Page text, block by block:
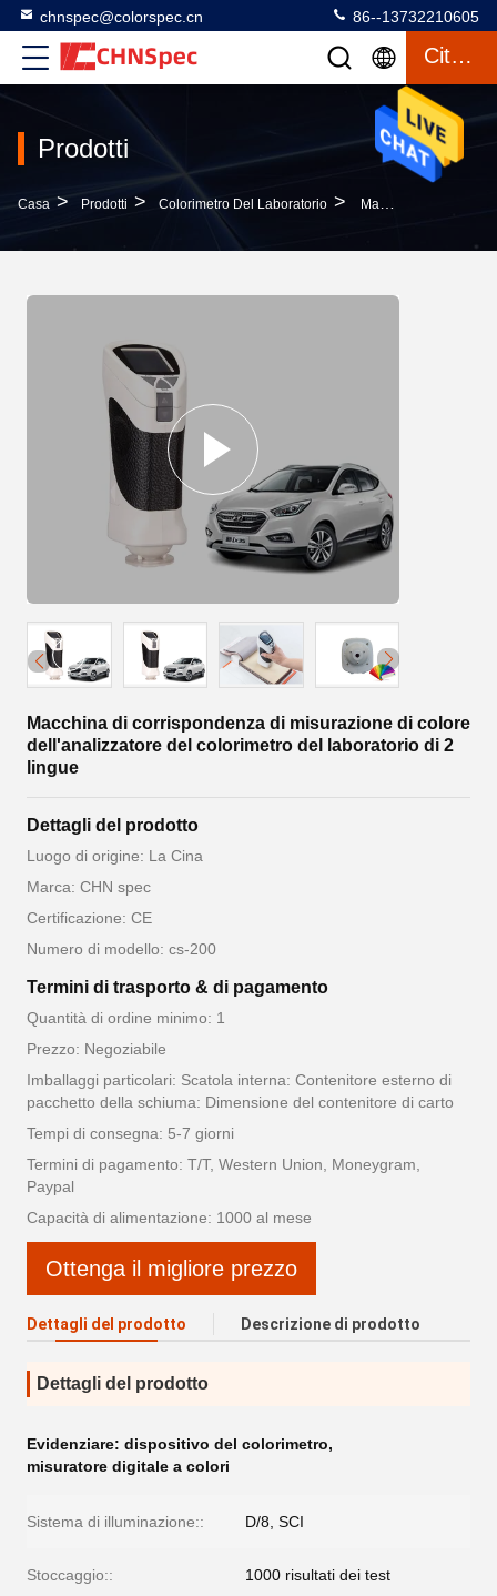
chnspec@colorspec.cn 86--13732210605
Citazione
Prodotti
Casa > Prodotti > Colorimetro Del Laboratorio > Macchina Di Corrispondenza Di Misurazione Di Colore Dell'analizzatore Del Colorimetro Del Laboratorio Di 2 Lingue
Macchina di corrispondenza di misurazione di colore
dell'analizzatore del colorimetro del laboratorio di 2
lingue
Dettagli del prodotto
Luogo di origine: La Cina
Marca: CHN spec
Certificazione: CE
Numero di modello: cs-200
Termini di trasporto & di pagamento
Quantità di ordine minimo: 1
Prezzo: Negoziabile
Imballaggi particolari: Scatola interna: Contenitore esterno di
pacchetto della schiuma: Dimensione del contenitore di carto
Tempi di consegna: 5-7 giorni
Termini di pagamento: T/T, Western Union, Moneygram,
Paypal
Capacità di alimentazione: 1000 al mese
Ottenga il migliore prezzo
Dettagli del prodotto Descrizione di prodotto
Dettagli del prodotto
Evidenziare: dispositivo del colorimetro,
misuratore digitale a colori
Sistema di illuminazione:: D/8, SCI
Stoccaggio:: 1000 risultati dei test